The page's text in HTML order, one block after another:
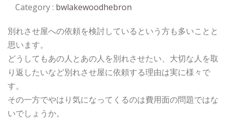
Category : bwlakewoodhebron
別れさせ屋への依頼を検討しているという方も多いことと
思います。
どうしてもあの人とあの人を別れさせたい、大切な人を取
り返したいなど別れさせ屋に依頼する理由は実に様々で
す。
その一方でやはり気になってくるのは費用面の問題ではな
いでしょうか。